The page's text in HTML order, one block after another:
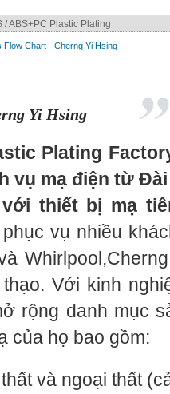
/ ABS+PC Plastic Plating
Chart - Cherng Yi Hsing
Yi Hsing
Plating
vụ mạ điện từ
thiết bị mạ
vụ nhiều
Với kinh
rộng danh mục
của họ bao gồm:
và ngoại thất